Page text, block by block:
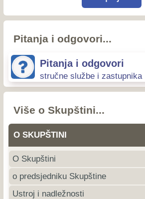
Pitanja i odgovori...
Pitanja i odgovori
stručne službe i zastupnika
Više o Skupštini...
O SKUPŠTINI
O Skupštini
o predsjedniku Skupštine
Ustroj i nadležnosti